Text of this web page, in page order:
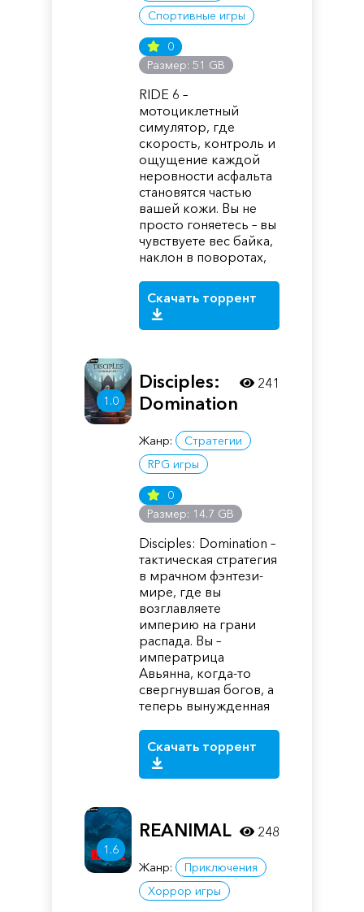
Спортивные игры
0
Размер: 51 GB
RIDE 6 –
мотоциклетный
симулятор, где
скорость, контроль и
ощущение каждой
неровности асфальта
становятся частью
вашей кожи. Вы не
просто гоняетесь – вы
чувствуете вес байка,
наклон в поворотах,
Скачать торрент
1.0
Disciples:
Domination
Жанр:
Стратегии
RPG игры
0
Размер: 14.7 GB
Disciples: Domination –
тактическая стратегия
в мрачном фэнтези-
мире, где вы
возглавляете
империю на грани
распада. Вы –
императрица
Авьянна, когда-то
свергнувшая богов, а
теперь вынужденная
Скачать торрент
241
1.6
REANIMAL
Жанр:
Приключения
Хоррор игры
248